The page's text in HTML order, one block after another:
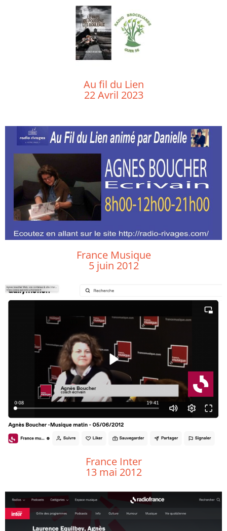
Au fil du Lien
22 Avril 2023
France Musique
5 juin 2012
France Inter
13 mai 2012